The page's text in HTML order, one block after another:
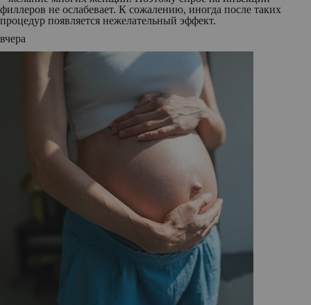
филлеров не ослабевает. К сожалению, иногда после таких
процедур появляется нежелательный эффект.
вчера